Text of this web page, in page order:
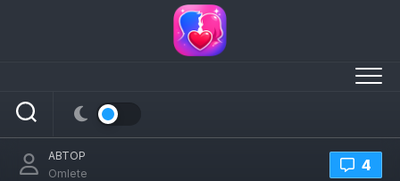
Меня зовут натали. и я хочу рассказать
мной совсем недавно
4
АВТОР
Omlete